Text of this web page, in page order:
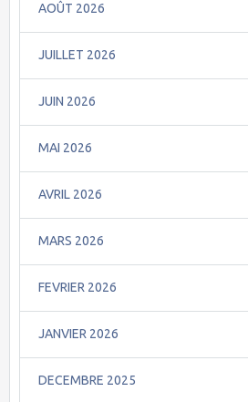
AOÛT 2026
JUILLET 2026
JUIN 2026
MAI 2026
AVRIL 2026
MARS 2026
FEVRIER 2026
JANVIER 2026
DECEMBRE 2025